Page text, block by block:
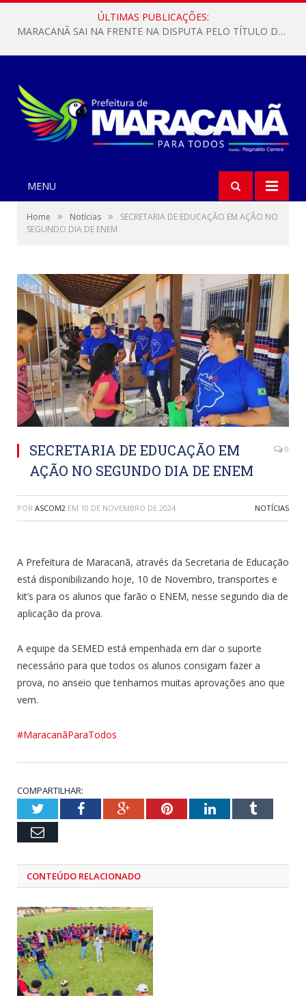
ÚLTIMAS PUBLICAÇÕES:
MARACANÃ SAI NA FRENTE NA DISPUTA PELO TÍTULO DA COPA PARÁ SUB-17!
MENU
Home » Notícias »
SECRETARIA DE EDUCAÇÃO EM AÇÃO NO
SEGUNDO DIA DE ENEM
SECRETARIA DE EDUCAÇÃO EM
AÇÃO NO SEGUNDO DIA DE ENEM
0
POR ASCOM2 EM 10 DE NOVEMBRO DE 2024 NOTÍCIAS
A Prefeitura de Maracanã, através da Secretaria de Educação
está disponibilizando hoje, 10 de Novembro, transportes e
kit’s para os alunos que farão o ENEM, nesse segundo dia de
aplicação da prova.
A equipe da SEMED está empenhada em dar o suporte
necessário para que todos os alunos consigam fazer a
prova, no anseio que tenhamos muitas aprovações ano que
vem.
#MaracanãParaTodos
COMPARTILHAR:
TwitterFacebookGoogle+PinterestLinkedInTumblr
Email
CONTEÚDO RELACIONADO